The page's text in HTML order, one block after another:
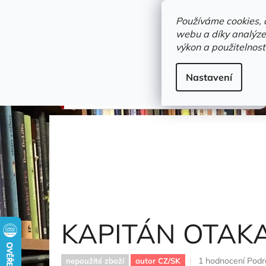
Používáme
webu a díky
výkon a
Nastavení
Novinky Trvalky a
KAPITÁN OTAKAR JAROŠ SK247.Klůc Jiří
KAPITÁN
nepoužité zboží autor CZ/SK
Průměrné
1 hodnocení